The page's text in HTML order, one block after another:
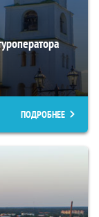
ПОДРОБНЕЕ